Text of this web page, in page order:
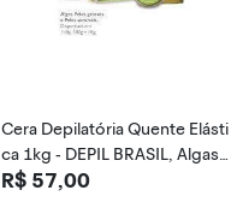
Cera Depilatória Quente Elásti
ca 1kg - DEPIL BRASIL, Algas,
1kg
R$ 57,00